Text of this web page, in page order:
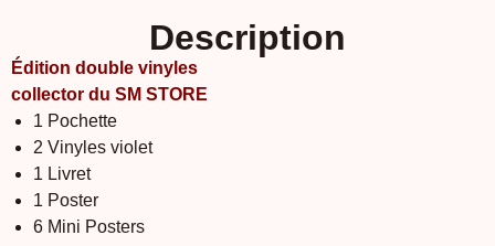
Description
Édition double vinyles
collector du SM STORE
1 Pochette
2 Vinyles violet
1 Livret
1 Poster
6 Mini Posters